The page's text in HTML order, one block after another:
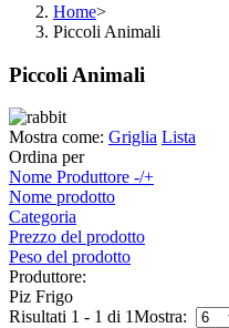
Home>
Piccoli Animali
Piccoli Animali
Mostra come: Griglia Lista
Ordina per
Nome Produttore -/+
Nome prodotto
Categoria
Prezzo del prodotto
Peso del prodotto
Produttore:
Piz Frigo
Risultati 1 - 1 di 1Mostra: